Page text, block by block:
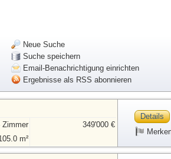
Neue Suche
Suche speichern
Email-Benachrichtigung einrichten
Ergebnisse als RSS abonnieren
Zimmer
349'000 €
m²
Details